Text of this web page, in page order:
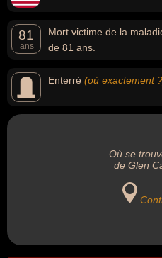
81
ans
Mort victime de la
de 81 ans.
Enterré (où exactement
Où se
de Glen